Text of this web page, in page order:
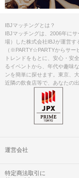
IBJマッチングとは？
IBJマッチングは、2006年に
場）した株式会社IBJが運営す
（※PARTY☆PARTYからサー
トレンドをもとに、安心・安
るイベントから、年代や趣味
ンを簡単に探せます。東京、
近隣の飲食店等で、あなたの
運営会社
特定商法取引に